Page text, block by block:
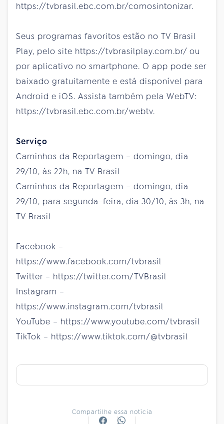
https://tvbrasil.ebc.com.br/comosintonizar.
Seus programas favoritos estão no TV Brasil
Play, pelo site https://tvbrasilplay.com.br/ ou
por aplicativo no smartphone. O app pode ser
baixado gratuitamente e está disponível para
Android e iOS. Assista também pela WebTV:
https://tvbrasil.ebc.com.br/webtv.
Serviço
Caminhos da Reportagem – domingo, dia
29/10, às 22h, na TV Brasil
Caminhos da Reportagem – domingo, dia
29/10, para segunda-feira, dia 30/10, às 3h, na
TV Brasil
Facebook –
https://www.facebook.com/tvbrasil
Twitter – https://twitter.com/TVBrasil
Instagram –
https://www.instagram.com/tvbrasil
YouTube – https://www.youtube.com/tvbrasil
TikTok – https://www.tiktok.com/@tvbrasil
Compartilhe essa notícia